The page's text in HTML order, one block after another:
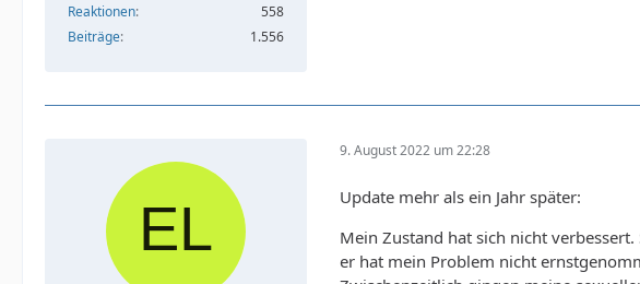
Reaktionen
558
Beiträge
1.556
9. August 2022 um 22:28
Update mehr als ein Jahr später:
Mein Zustand hat sich nicht
er hat mein Problem nicht